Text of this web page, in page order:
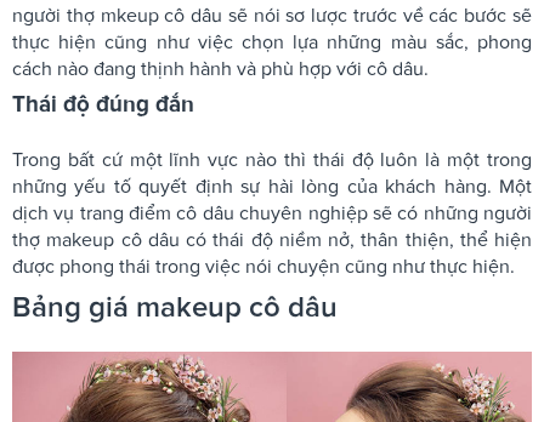
người thợ mkeup cô dâu sẽ nói sơ lược trước về các bước sẽ
thực hiện cũng như việc chọn lựa những màu sắc, phong
cách nào đang thịnh hành và phù hợp với cô dâu.
Thái độ đúng đắn
Trong bất cứ một lĩnh vực nào thì thái độ luôn là một trong
những yếu tố quyết định sự hài lòng của khách hàng. Một
dịch vụ trang điểm cô dâu chuyên nghiệp sẽ có những người
thợ makeup cô dâu có thái độ niềm nở, thân thiện, thể hiện
được phong thái trong việc nói chuyện cũng như thực hiện.
Bảng giá makeup cô dâu